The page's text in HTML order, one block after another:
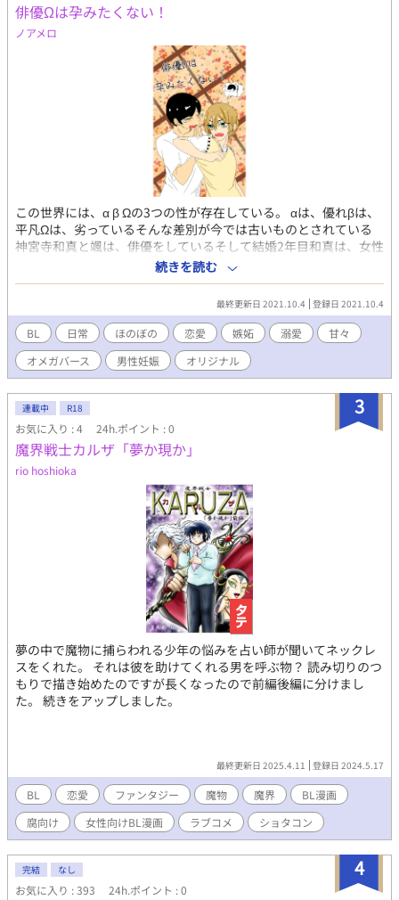
俳優Ωは孕みたくない！
ノアメロ
この世界には、‪α‬ β Ωの3つの性が存在している。 ‪α‬は、優れβは、
平凡Ωは、劣っているそんな差別が今では古いものとされている
神宮寺和真と颯は、俳優をしているそして結婚2年目和真は、女性
から人気の‪α‬の俳優 颯は、男女関係なく多くの指示を集めているΩ
の人気俳優 しかし和真には、ある悩みがあるそれは颯がゴム無し
＝子作りを拒否するのだ 颯本人曰く「こ、子供は欲しい…け
ど…」 ＊小説とは異なる部分があります💦
続きを読む
最終更新日 2021.10.4 登録日 2021.10.4
BL 日常 ほのぼの 恋愛 嫉妬 溺愛
甘々
オメガバース
男性妊娠 オリジナル
3
連載中 R18
お気に入り : 4 24h.ポイント : 0
魔界戦士カルザ「夢か現か」
rio hoshioka
夢の中で魔物に捕らわれる少年の悩みを占い師が聞いてネックレ
スをくれた。 それは彼を助けてくれる男を呼ぶ物？ 読み切りのつ
もりで描き始めたのですが長くなったので前編後編に分けまし
た。 続きをアップしました。
最終更新日 2025.4.11 登録日 2024.5.17
BL 恋愛 ファンタジー 魔物 魔界
BL漫画
腐向け
女性向けBL漫画 ラブコメ ショタコン
4
完結 なし
お気に入り : 393 24h.ポイント : 0